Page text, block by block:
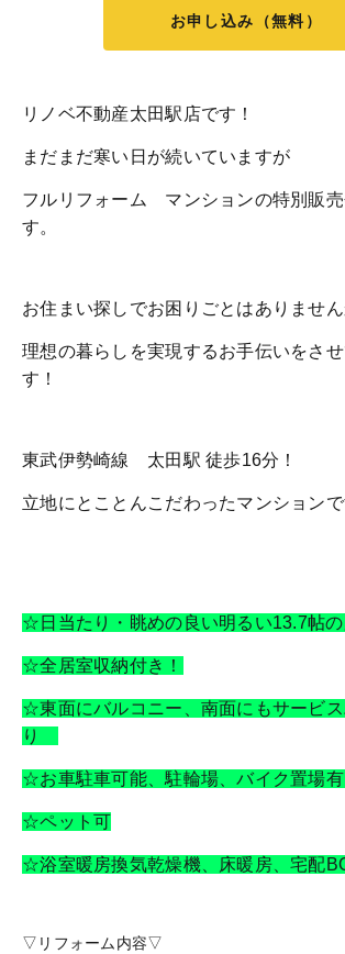
お申し込み（無料）
リノベ不動産太田駅店です！
まだまだ寒い日が続いていますが
フルリフォーム マンションの特別販売
す。
お住まい探しでお困りごとはありません
理想の暮らしを実現するお手伝いをさ
す！
東武伊勢崎線 太田駅 徒歩16分！
立地にとことんこだわったマンションで
☆日当たり・眺めの良い明るい13.7帖
☆全居室収納付き！
☆東面にバルコニー、南面にもサービ
り
☆お車駐車可能、駐輪場、バイク置場有
☆ペット可
☆浴室暖房換気乾燥機、床暖房、宅配
▽リフォーム内容▽